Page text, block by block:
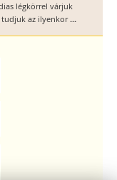
légkörrel várjuk
tudjuk az ilyenkor ...